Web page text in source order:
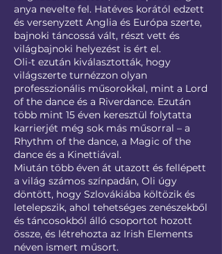
anya nevelte fel. Hatéves korától edzett
és versenyzett Anglia és Európa szerte,
bajnoki táncossá vált, részt vett és
világbajnoki helyezést is ért el.
Oli-t ezután kiválasztották, hogy
világszerte turnézzon olyan
professzionális műsorokkal, mint a Lord
of the dance és a Riverdance. Ezután
több mint 15 éven keresztül folytatta
karrierjét még sok más műsorral – a
Rhythm of the dance, a Magic of the
dance és a Kinettiával.
Miután több éven át utazott és fellépett
a világ számos színpadán, Oli úgy
döntött, hogy Szlovákiába költözik és
letelepszik, ahol tehetséges zenészekből
és táncosokból álló csoportot hozott
össze, és létrehozta az Irish Elements
néven ismert műsort.